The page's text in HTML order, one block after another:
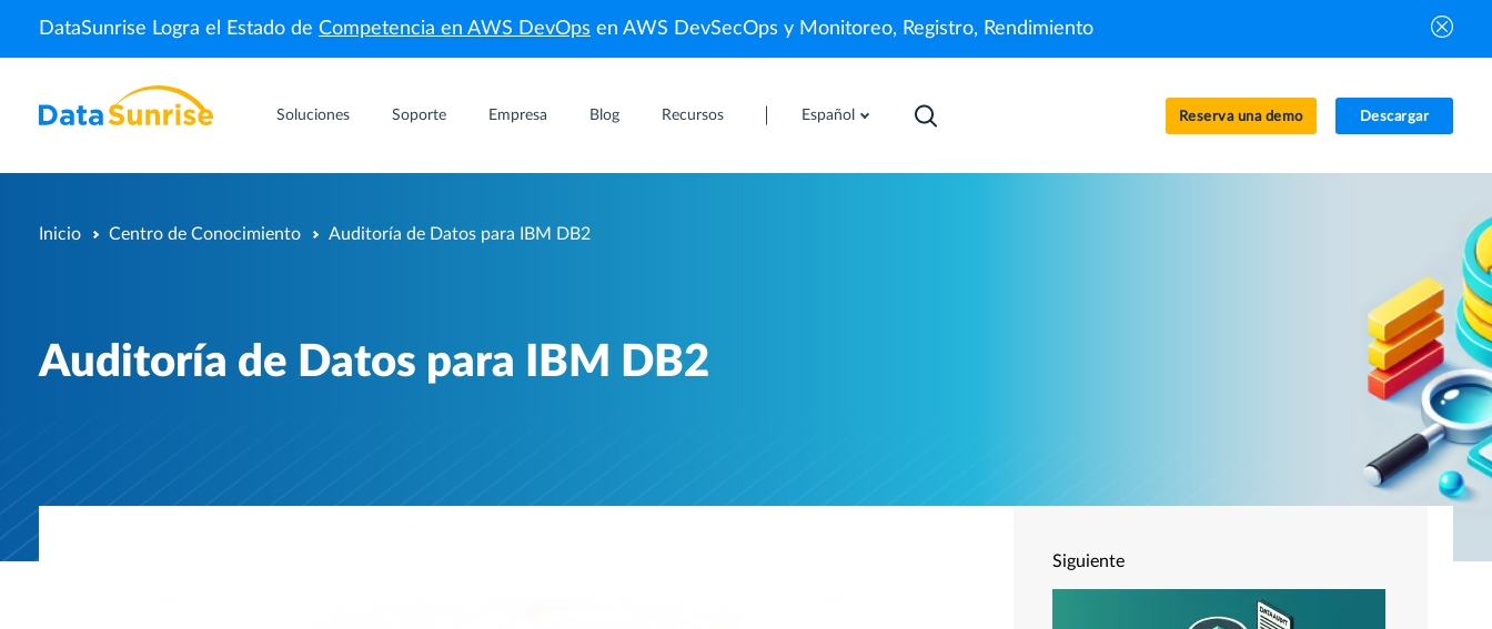
DataSunrise Logra el Estado de Competencia en AWS DevOps en AWS DevSecOps y Monitoreo, Registro, Rendimiento
Soluciones Soporte Empresa Blog Recursos Español Reserva una demo Descargar
Inicio Centro de Conocimiento Auditoría de Datos para IBM DB2
Auditoría de Datos para IBM DB2
Siguiente